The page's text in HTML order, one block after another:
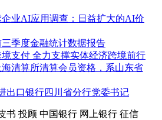
企业AI应用调查：日益扩大的AI价
季度金融统计数据报告
支付 全力支撑实体经济跨境前行
清算所清算会员资格，系山东省
出口银行四川省分行党委书记
书 投顾 中国银行 网上银行 征信